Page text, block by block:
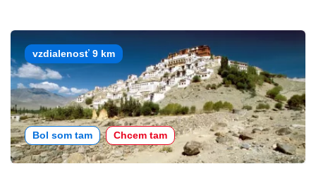
vzdialenosť 9 km
Bol som tam Chcem tam